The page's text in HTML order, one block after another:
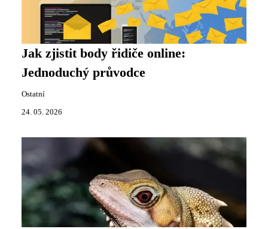
Jak zjistit body řidiče online:
Jednoduchý průvodce
Ostatní
24. 05. 2026